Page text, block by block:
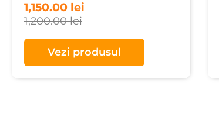
1,200.00lei
1,150.00 lei
Vezi produsul